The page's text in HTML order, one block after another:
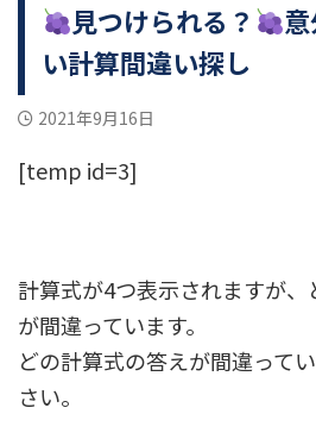
見つけられる？
い計算間違い探し
2021年9月16日
[temp id=3]
計算式が4つ表示されますが
が間違っています。
どの計算式の答えが間違って
さい。